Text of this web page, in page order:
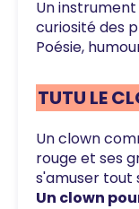
Un
curiosité des
Poésie,
TUTU LE
Un clown
rouge et ses
s'amuser tout
Un clown